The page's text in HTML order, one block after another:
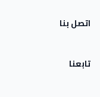
اتصل بنا
تابعنا